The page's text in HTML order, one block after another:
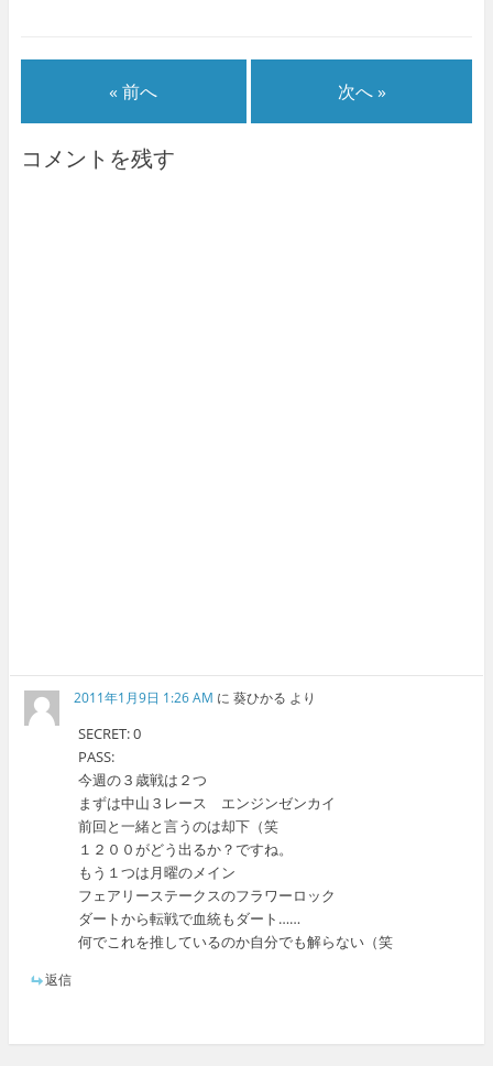
« 前へ 次へ »
コメントを残す
2011年1月9日 1:26 AM に葵ひかる より
SECRET: 0
PASS:
今週の３歳戦は２つ
まずは中山３レース エンジンゼンカイ
前回と一緒と言うのは却下（笑
１２００がどう出るか？ですね。
もう１つは月曜のメイン
フェアリーステークスのフラワーロック
ダートから転戦で血統もダート……
何でこれを推しているのか自分でも解らない（笑
返信